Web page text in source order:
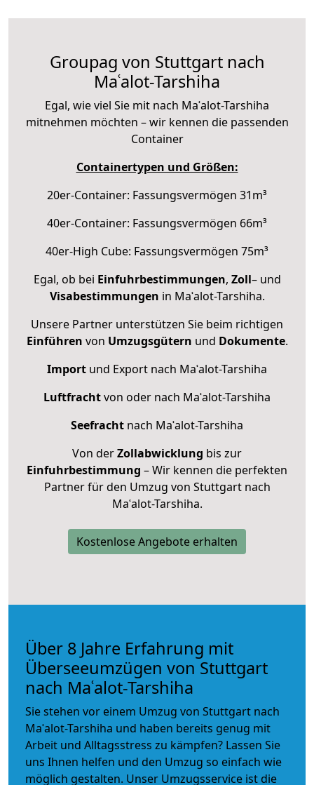
Groupag von Stuttgart nach
Maʿalot-Tarshiha
Egal, wie viel Sie mit nach Maʿalot-Tarshiha
mitnehmen möchten – wir kennen die passenden
Container
Containertypen und Größen:
20er-Container: Fassungsvermögen 31m³
40er-Container: Fassungsvermögen 66m³
40er-High Cube: Fassungsvermögen 75m³
Egal, ob bei Einfuhrbestimmungen, Zoll– und
Visabestimmungen in Maʿalot-Tarshiha.
Unsere Partner unterstützen Sie beim richtigen
Einführen von Umzugsgütern und Dokumente.
Import und Export nach Maʿalot-Tarshiha
Luftfrachtvon oder nach Maʿalot-Tarshiha
Seefracht nach Maʿalot-Tarshiha
Von derZollabwicklung bis zur
Einfuhrbestimmung – Wir kennen die perfekten
Partner für den Umzug von Stuttgart nach
Maʿalot-Tarshiha.
Kostenlose Angebote erhalten
Über 8 Jahre Erfahrung mit
Überseeumzügen von Stuttgart
nach Maʿalot-Tarshiha
Sie stehen vor einem Umzug von Stuttgart nach
Maʿalot-Tarshiha und haben bereits genug mit
Arbeit und Alltagsstress zu kämpfen? Lassen Sie
uns Ihnen helfen und den Umzug so einfach wie
möglich gestalten. Unser Umzugsservice ist die